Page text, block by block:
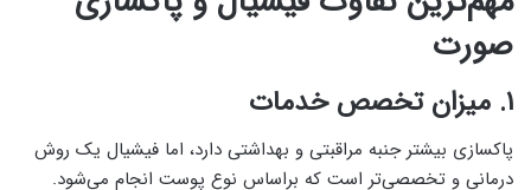
صورت
۱. میزان تخصص خدمات
پاکسازی بیشتر جنبه مراقبتی و بهداشتی دارد، اما فیشیال یک روش
درمانی و تخصصی‌تر است که براساس نوع پوست انجام می‌شود.